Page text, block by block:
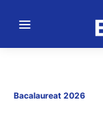
Bacalaureat 2026